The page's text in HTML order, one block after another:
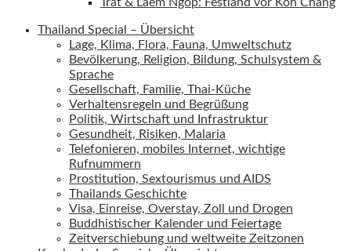
Trat & Laem Ngop: Festland vor Koh Chang
Thailand Special – Übersicht
Lage, Klima, Flora, Fauna, Umweltschutz
Bevölkerung, Religion, Bildung, Schulsystem &
Sprache
Gesellschaft, Familie, Thai-Küche
Verhaltensregeln und Begrüßung
Politik, Wirtschaft und Infrastruktur
Gesundheit, Risiken, Malaria
Telefonieren, mobiles Internet, wichtige
Rufnummern
Prostitution, Sextourismus und AIDS
Thailands Geschichte
Visa, Einreise, Overstay, Zoll und Drogen
Buddhistischer Kalender und Feiertage
Zeitverschiebung und weltweite Zeitzonen